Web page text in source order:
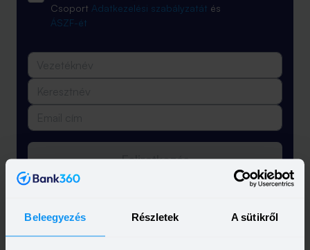
Beleegyezés Részletek A sütikről
Csoport Adatkezelési szabályzatát és
ÁSZF-ét
Feliratkozás